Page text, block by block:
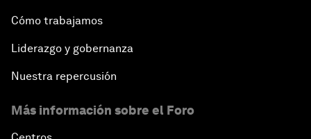
Cómo trabajamos
Liderazgo y gobernanza
Nuestra repercusión
Más información sobre el Foro